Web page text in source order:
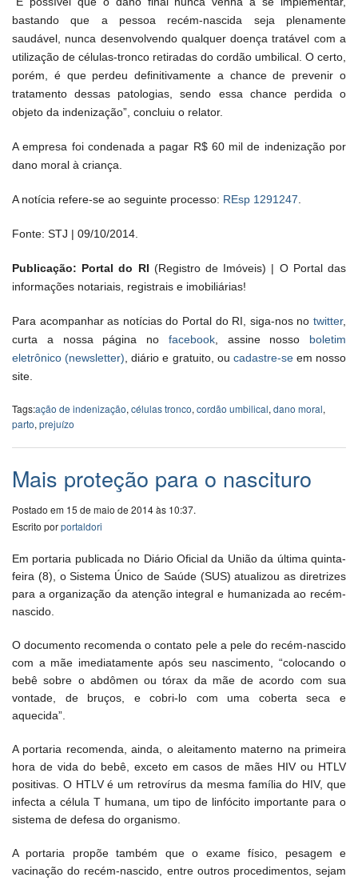
bastando que a pessoa recém-nascida seja plenamente
saudável, nunca desenvolvendo qualquer doença tratável com a
utilização de células-tronco retiradas do cordão umbilical. O certo,
porém, é que perdeu definitivamente a chance de prevenir o
tratamento dessas patologias, sendo essa chance perdida o
objeto da indenização”, concluiu o relator.
A empresa foi condenada a pagar R$ 60 mil de indenização por
dano moral à criança.
A notícia refere-se ao seguinte processo: REsp 1291247
Fonte: STJ | 09/10/2014.
Publicação: Portal do RI (Registro de Imóveis) | O Portal das
informações notariais, registrais e imobiliárias!
Para acompanhar as notícias do Portal do RI, siga-nos no twitter,
curta a nossa página no facebook, assine nosso boletim
eletrônico (newsletter) , diário e gratuito, ou cadastre-seem nosso
site.
Tags:ação de indenização, células tronco, cordão umbilical, dano moral,
parto, prejuízo
Mais proteção para o nascituro
Postado em 15 de maio de 2014 às 10:37.
Escrito porportaldori
Em portaria publicada no Diário Oficial da União da última quinta-
feira (8), o Sistema Único de Saúde (SUS) atualizou as diretrizes
para a organização da atenção integral e humanizada ao recém-
nascido.
O documento recomenda o contato pele a pele do recém-nascido
com a mãe imediatamente após seu nascimento, “colocando o
bebê sobre o abdômen ou tórax da mãe de acordo com sua
vontade, de bruços, e cobri-lo com uma coberta seca e
aquecida”.
A portaria recomenda, ainda, o aleitamento materno na primeira
hora de vida do bebê, exceto em casos de mães HIV ou HTLV
positivas. O HTLV é um retrovírus da mesma família do HIV, que
infecta a célula T humana, um tipo de linfócito importante para o
sistema de defesa do organismo.
A portaria propõe também que o exame físico, pesagem e
vacinação do recém-nascido, entre outros procedimentos, sejam